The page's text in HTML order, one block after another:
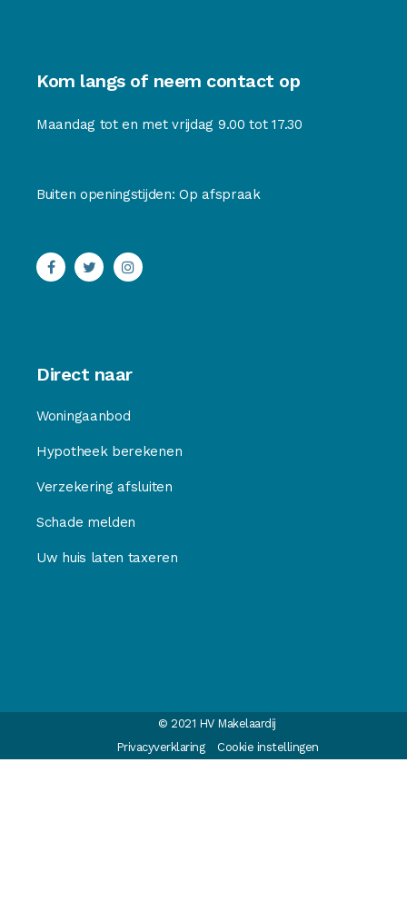
Kom langs of neem contact op
Maandag tot en met vrijdag 9.00 tot 17.30
Buiten openingstijden: Op afspraak
Direct naar
Woningaanbod
Hypotheek berekenen
Verzekering afsluiten
Schade melden
Uw huis laten taxeren
© 2021 HV Makelaardij
Privacyverklaring
Cookie instellingen